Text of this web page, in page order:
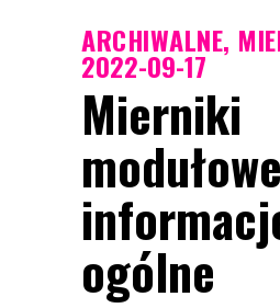
ARCHIWALNE,
2022-09-17
Mierniki
ogólne